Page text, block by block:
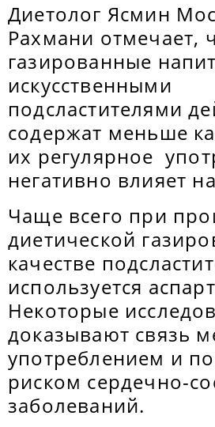
Диетолог Ясмин
Рахмани отмечает,
газированные
искусственными
подсластителями
содержат меньше
их регулярное
негативно влияет
Чаще всего при
диетической
качестве
используется
Некоторые
доказывают связь
употреблением и
риском сердечно-
заболеваний.